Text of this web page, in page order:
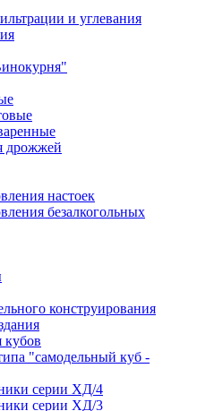
и углевания
дрожжей
настоек
безалкогольных
конструирования
"самодельный куб -
серии ХД/4
серии ХД/3